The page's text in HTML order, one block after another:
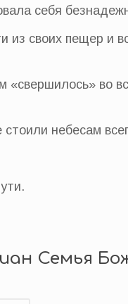
себя
из своих пещер и
во
небесам
Семья